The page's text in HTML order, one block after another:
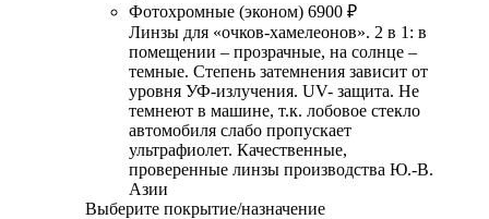
Фотохромные (эконом) 6900 ₽
Линзы для «очков-хамелеонов». 2 в 1: в
помещении – прозрачные, на солнце –
темные. Степень затемнения зависит от
уровня УФ-излучения. UV- защита. Не
темнеют в машине, т.к. лобовое стекло
автомобиля слабо пропускает
ультрафиолет. Качественные,
проверенные линзы производства Ю.-В.
Азии
Выберите покрытие/назначение